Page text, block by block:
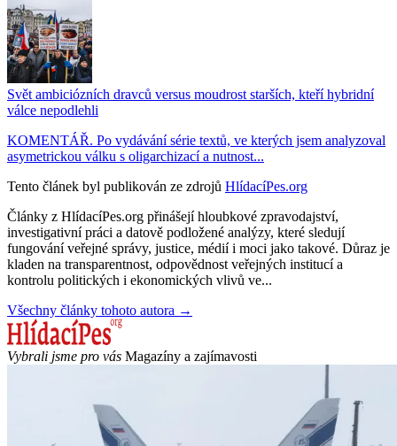
Svět ambiciózních dravců versus moudrost starších, kteří hybridní
válce nepodlehli
KOMENTÁŘ. Po vydávání série textů, ve kterých jsem analyzoval
asymetrickou válku s oligarchizací a nutnost...
Tento článek byl publikován ze zdrojů HlídacíPes.org
Články z HlídacíPes.org přinášejí hloubkové zpravodajství,
investigativní práci a datově podložené analýzy, které sledují
fungování veřejné správy, justice, médií i moci jako takové. Důraz je
kladen na transparentnost, odpovědnost veřejných institucí a
kontrolu politických i ekonomických vlivů ve...
Všechny články tohoto autora →
Vybrali jsme pro vás Magazíny a zajímavosti